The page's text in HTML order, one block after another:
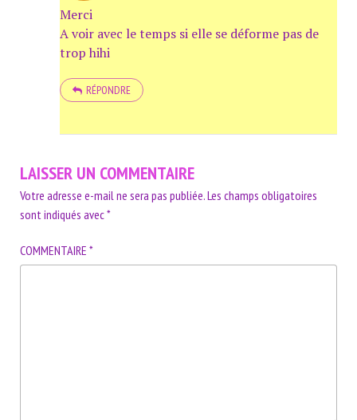
Merci
A voir avec le temps si elle se déforme pas de
trop hihi
RÉPONDRE
LAISSER UN COMMENTAIRE
Votre adresse e-mail ne sera pas publiée.Les champs obligatoires
sont indiqués avec*
COMMENTAIRE *